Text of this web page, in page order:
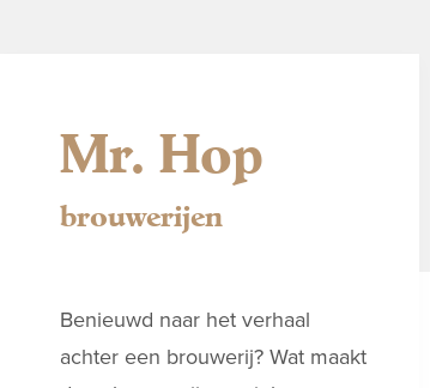
Mr. Hop
brouwerijen
Benieuwd naar het verhaal
achter een brouwerij? Wat maakt